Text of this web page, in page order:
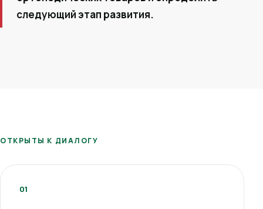
следующий этап развития.
ОТКРЫТЫ К ДИАЛОГУ
01